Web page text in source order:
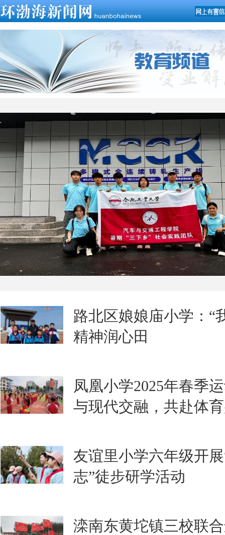
路北区娘娘庙小学：“
精神润心田
凤凰小学2025年春季
与现代交融，共赴体
友谊里小学六年级开
志”徒步研学活动
滦南东黄坨镇三校联